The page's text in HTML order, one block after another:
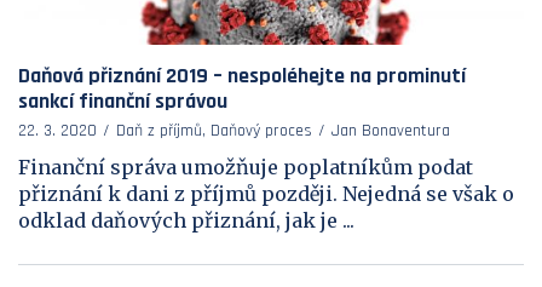
Daňová přiznání 2019 – nespoléhejte na prominutí
sankcí finanční správou
22. 3. 2020 Daň z příjmů, Daňový proces Jan Bonaventura
Finanční správa umožňuje poplatníkům podat
přiznání k dani z příjmů později. Nejedná se však o
odklad daňových přiznání, jak je ...